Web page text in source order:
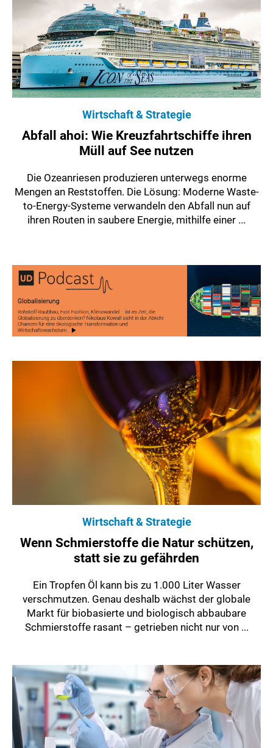
Wirtschaft & Strategie
Abfall ahoi: Wie Kreuzfahrtschiffe ihren
Müll auf See nutzen
Die Ozeanriesen produzieren unterwegs enorme
Mengen an Reststoffen. Die Lösung: Moderne Waste-
to-Energy-Systeme verwandeln den Abfall nun auf
ihren Routen in saubere Energie, mithilfe einer ...
Wirtschaft & Strategie
Wenn Schmierstoffe die Natur schützen,
statt sie zu gefährden
Ein Tropfen Öl kann bis zu 1.000 Liter Wasser
verschmutzen. Genau deshalb wächst der globale
Markt für biobasierte und biologisch abbaubare
Schmierstoffe rasant – getrieben nicht nur von ...